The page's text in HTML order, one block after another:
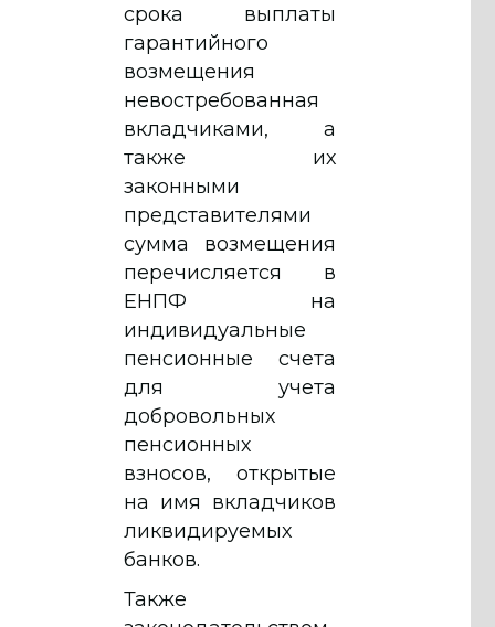
срока выплаты
гарантийного
возмещения
невостребованная
вкладчиками, а
также их
законными
представителями
сумма возмещения
перечисляется в
ЕНПФ на
индивидуальные
пенсионные счета
для учета
добровольных
пенсионных
взносов, открытые
на имя вкладчиков
ликвидируемых
банков.
Также